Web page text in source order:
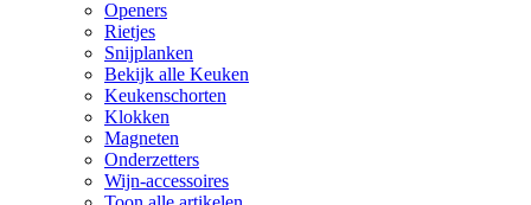
Openers
Rietjes
Snijplanken
Bekijk alle Keuken
Keukenschorten
Klokken
Magneten
Onderzetters
Wijn-accessoires